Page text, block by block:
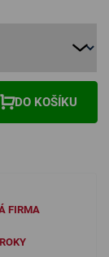
DO KOŠÍKU
FIRMA